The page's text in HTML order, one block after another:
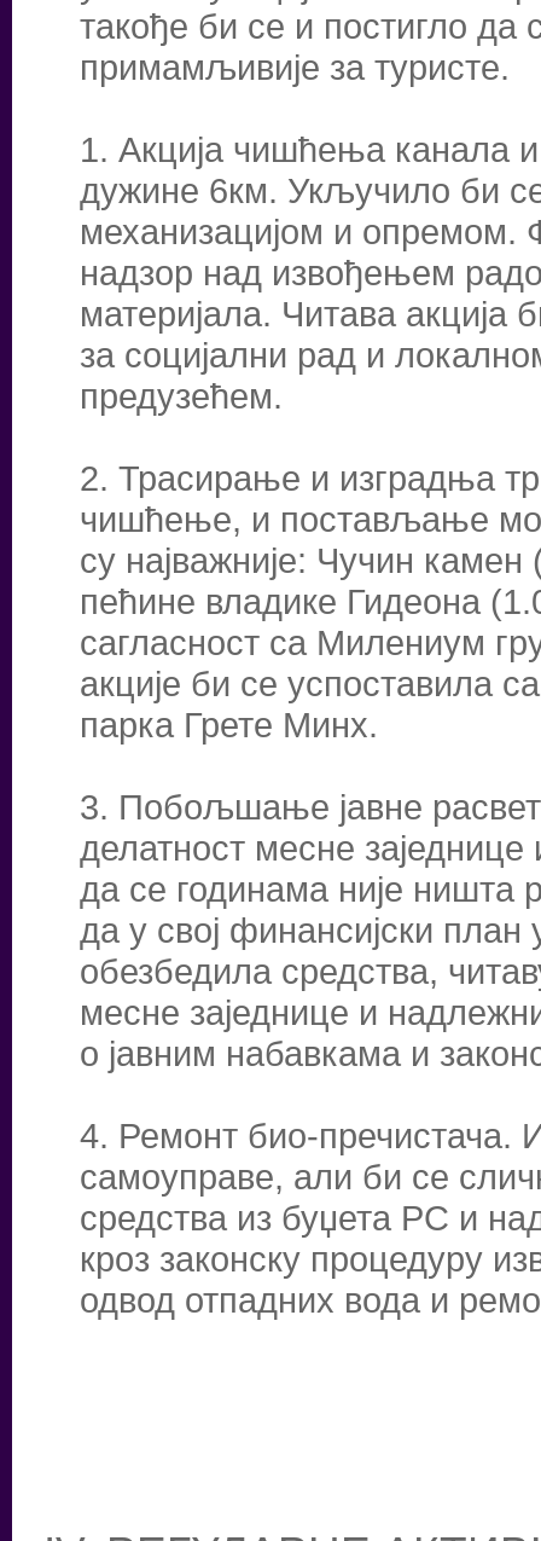
такође би се и постигло
примамљивије за туристе.
1. Акција чишћења канала
дужине 6км. Укључило би
механизацијом и опремом.
надзор над извођењем
материјала. Читава
за социјални рад и
предузећем.
2. Трасирање и изградња
чишћење, и постављање
су најважније: Чучин
пећине владике Гидеона
сагласност са Милениум
акције би се успоставила
парка Грете Минх.
3. Побољшање јавне
делатност месне
да се годинама није ништа
да у свој финансијски план
обезбедила средства,
месне заједнице и
о јавним набавкама и
4. Ремонт био-пречистача.
самоуправе, али би се
средства из буџета РС и
кроз законску процедуру
одвод отпадних вода и